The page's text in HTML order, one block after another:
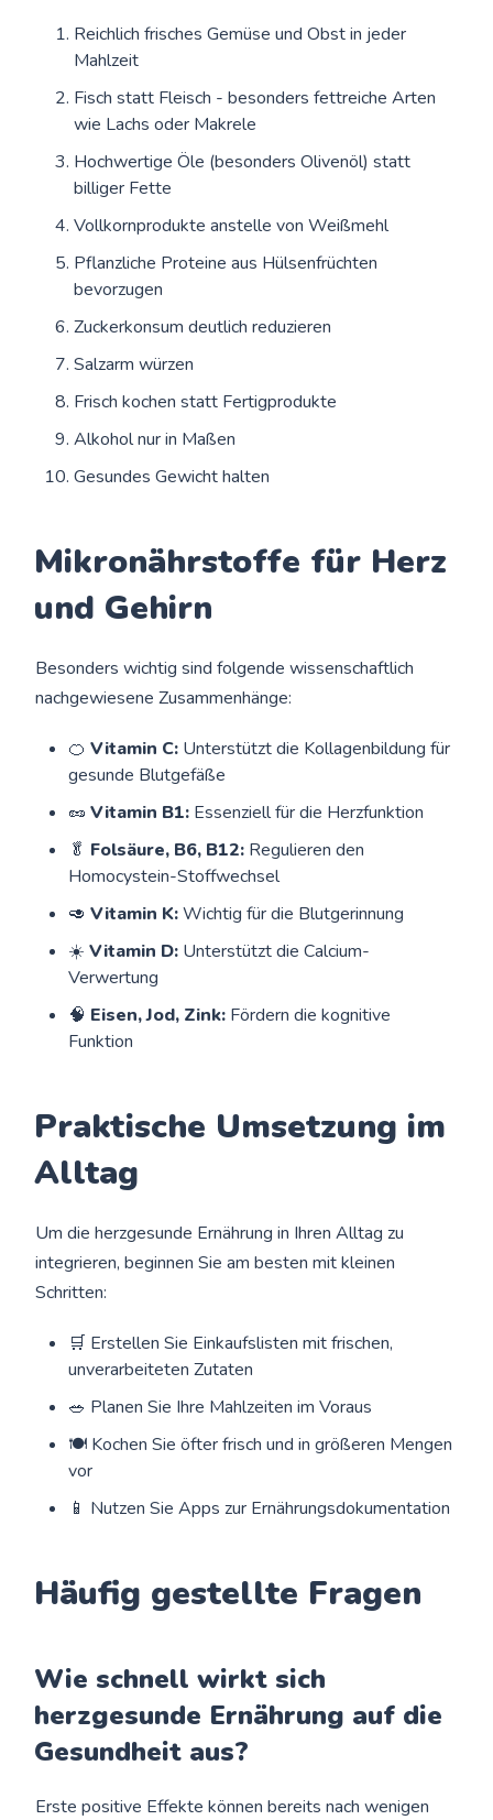
Reichlich frisches Gemüse und Obst in jeder
Mahlzeit
Fisch statt Fleisch - besonders fettreiche Arten
wie Lachs oder Makrele
Hochwertige Öle (besonders Olivenöl) statt
billiger Fette
Vollkornprodukte anstelle von Weißmehl
Pflanzliche Proteine aus Hülsenfrüchten
bevorzugen
Zuckerkonsum deutlich reduzieren
Salzarm würzen
Frisch kochen statt Fertigprodukte
Alkohol nur in Maßen
Gesundes Gewicht halten
Mikronährstoffe für Herz
und Gehirn
Besonders wichtig sind folgende wissenschaftlich
nachgewiesene Zusammenhänge:
🍊Vitamin C: Unterstützt die Kollagenbildung für
gesunde Blutgefäße
🥜Vitamin B1: Essenziell für die Herzfunktion
🥬 Folsäure, B6, B12: Regulieren den
Homocystein-Stoffwechsel
🥑Vitamin K:Wichtig für die Blutgerinnung
☀️Vitamin D: Unterstützt die Calcium-
Verwertung
🧠 Eisen, Jod, Zink: Fördern die kognitive
Funktion
Praktische Umsetzung im
Alltag
Um die herzgesunde Ernährung in Ihren Alltag zu
integrieren, beginnen Sie am besten mit kleinen
Schritten:
🛒 Erstellen Sie Einkaufslisten mit frischen,
unverarbeiteten Zutaten
🥗 Planen Sie Ihre Mahlzeiten im Voraus
🍽️ Kochen Sie öfter frisch und in größeren Mengen
vor
📱 Nutzen Sie Apps zur Ernährungsdokumentation
Häufig gestellte Fragen
Wie schnell wirkt sich
herzgesunde Ernährung auf die
Gesundheit aus?
Erste positive Effekte können bereits nach wenigen